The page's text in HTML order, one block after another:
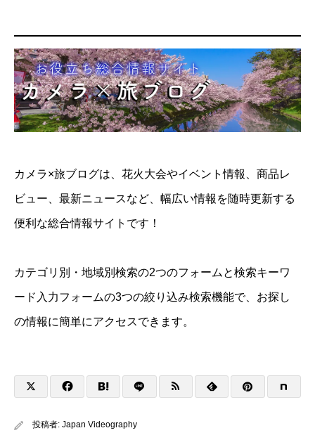
カメラ×旅ブログは、花火大会やイベント情報、商品レ
ビュー、最新ニュースなど、幅広い情報を随時更新する
便利な総合情報サイトです！
カテゴリ別・地域別検索の2つのフォームと検索キーワ
ード入力フォームの3つの絞り込み検索機能で、お探し
の情報に簡単にアクセスできます。
投稿者: Japan Videography